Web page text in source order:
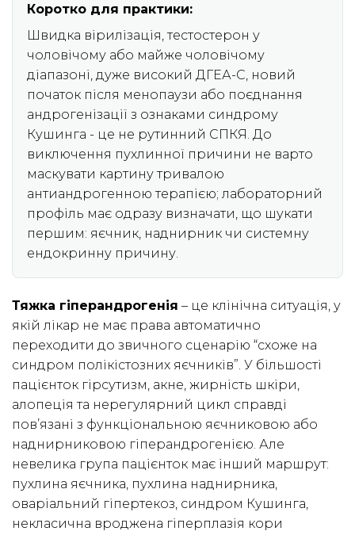
Коротко для практики:
Швидка вірилізація, тестостерон у
чоловічому або майже чоловічому
діапазоні, дуже високий ДГЕА-С, новий
початок після менопаузи або поєднання
андрогенізації з ознаками синдрому
Кушинга - це не рутинний СПКЯ. До
виключення пухлинної причини не варто
маскувати картину тривалою
антиандрогенною терапією; лабораторний
профіль має одразу визначати, що шукати
першим: яєчник, наднирник чи системну
ендокринну причину.
Тяжка гіперандрогенія – це клінічна ситуація, у
якій лікар не має права автоматично
переходити до звичного сценарію “схоже на
синдром полікістозних яєчників”. У більшості
пацієнток гірсутизм, акне, жирність шкіри,
алопеція та нерегулярний цикл справді
пов’язані з функціональною яєчниковою або
наднирниковою гіперандрогенією. Але
невелика група пацієнток має інший маршрут:
пухлина яєчника, пухлина наднирника,
оваріальний гіпертекоз, синдром Кушинга,
некласична вроджена гіперплазія кори